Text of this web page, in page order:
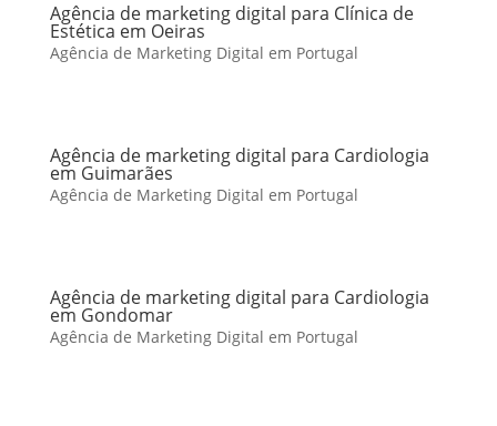
Agência de marketing digital para Clínica de
Estética em Oeiras
Agência de Marketing Digital em Portugal
Agência de marketing digital para Cardiologia
em Guimarães
Agência de Marketing Digital em Portugal
Agência de marketing digital para Cardiologia
em Gondomar
Agência de Marketing Digital em Portugal